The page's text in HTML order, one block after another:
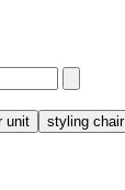
unit styling chair